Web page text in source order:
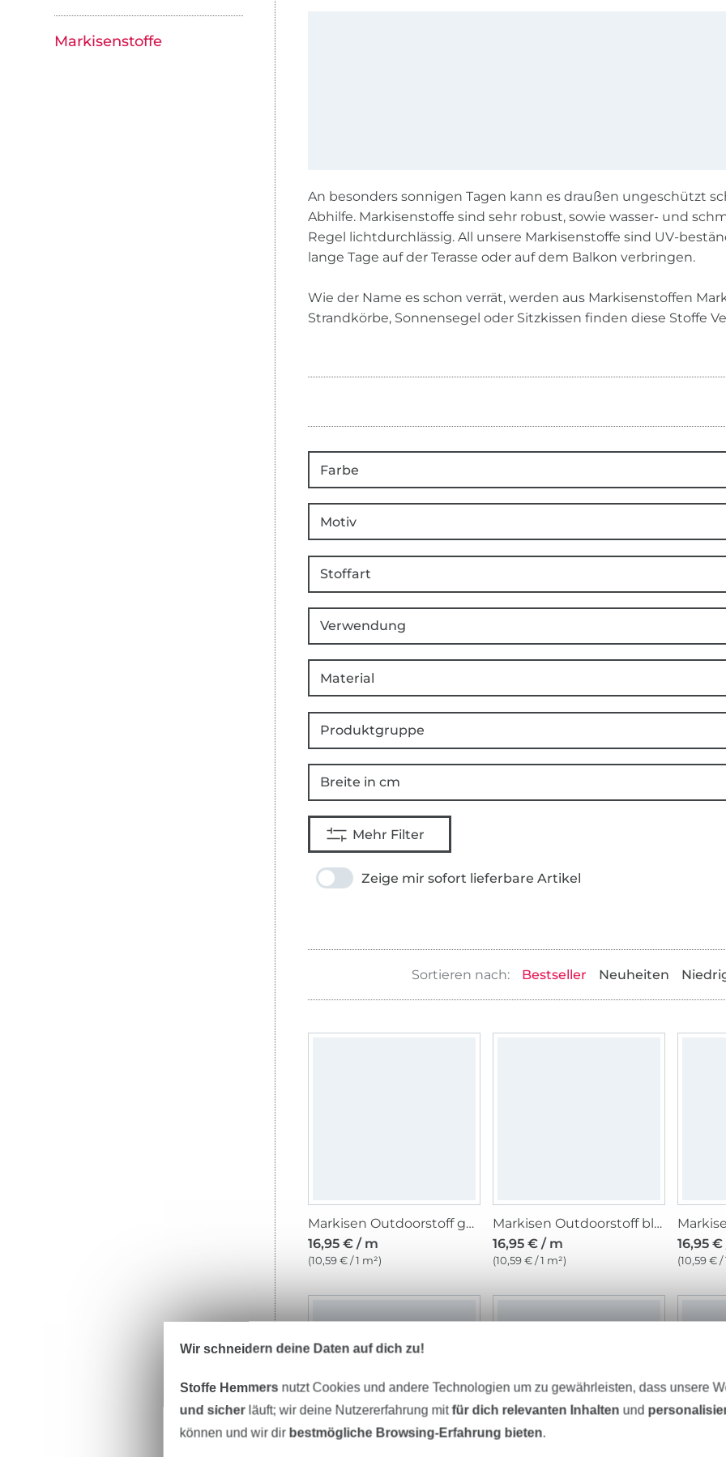
Markisenstoffe
An besonders sonnigen Tagen kann es draußen ungeschützt
Abhilfe. Markisenstoffe sind sehr robust, sowie wasser- und
Regel lichtdurchlässig. All unsere Markisenstoffe sind UV-
lange Tage auf der Terasse oder auf dem Balkon verbringen.
Wie der Name es schon verrät, werden aus Markisenstoffen
Strandkörbe, Sonnensegel oder Sitzkissen finden diese Stoffe
Farbe
Motiv
Stoffart
Verwendung
Material
Produktgruppe
Breite in cm
Mehr Filter
Zeige mir sofort lieferbare Artikel
Bestseller Neuheiten
Markisen Outdoorstoff gelb, weiss 160 cm
16,95 € / m
(10,59 € / 1 m²)
Markisen Outdoorstoff blau, weiss 160 cm
16,95 € / m
(10,59 € / 1 m²)
16,95
(10,59 € /
Wir schneidern deine Daten auf dich zu!
Stoffe Hemmers nutzt Cookies und andere Technologien um zu gewährleisten, dass unsere
und sicherläuft; wir deine Nutzererfahrung mitfür dich relevanten Inhalten und
können und wir dir bestmögliche Browsing-Erfahrung bieten.